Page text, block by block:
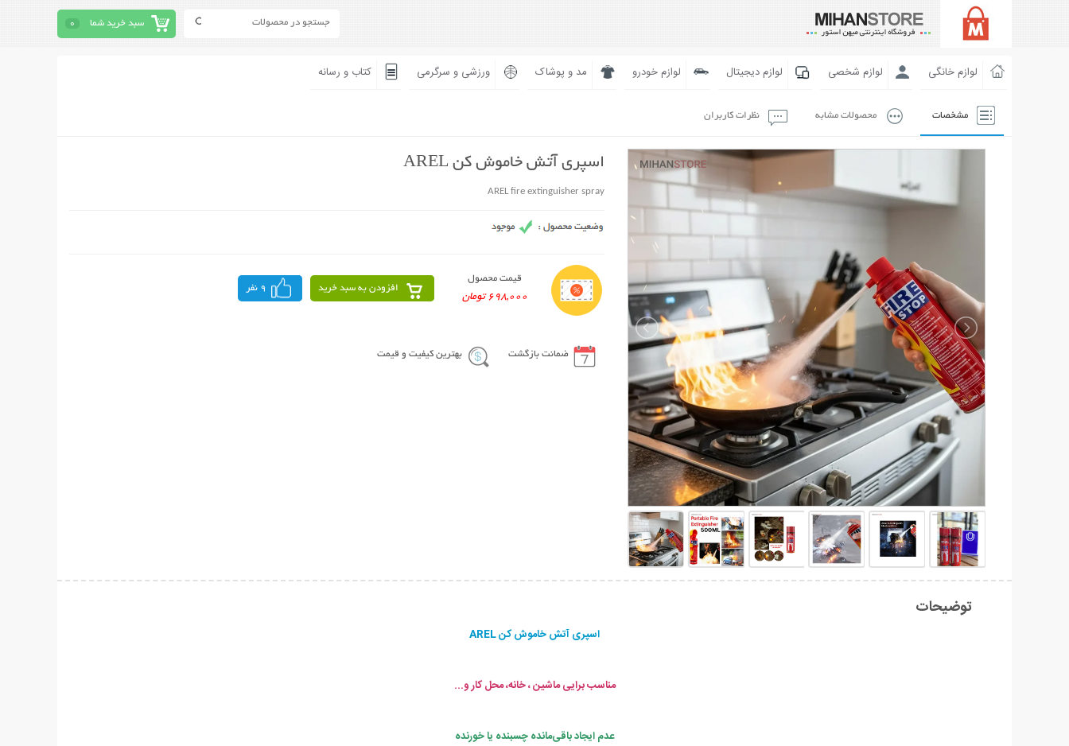
سبد خرید شما 0
لوازم خانگی لوازم شخصی لوازم دیجیتال لوازم خودرو مد و پوشاک ورزشی و سرگرمی کتاب و رسانه
مشخصات محصولات مشابه نظرات کاربران
اسپری آتش خاموش کن AREL
AREL fire extinguisher spray
قیمت محصول
698,000 تومان
افزودن به سبد خرید 9 نفر
ضمانت بازگشت بهترین کیفیت و قیمت
توضیحات
اسپری آتش خاموش کن AREL
مناسب برایی ماشین ، خانه، محل کار و...
عدم ایجاد باقی‌مانده چسبنده یا خورنده